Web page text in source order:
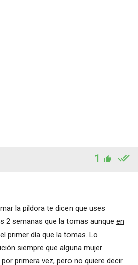
1
la píldora te dicen que uses
2 semanas que la tomas aunque en
primer día que la tomas. Lo
siempre que alguna mujer
primera vez, pero no quiere decir